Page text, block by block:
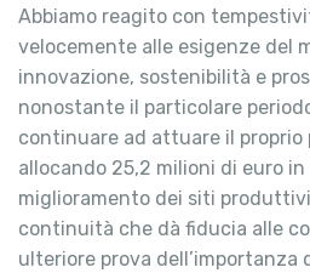
Abbiamo reagito con
velocemente alle esigenze del
innovazione, sostenibilità e
nonostante il particolare
continuare ad attuare il
allocando 25,2 milioni di euro in
miglioramento dei siti
continuità che dà fiducia alle
ulteriore prova